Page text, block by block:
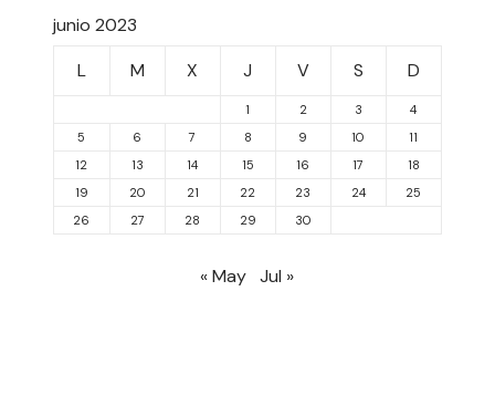
junio 2023
L
M X J V S D
1 2 3
4
5
6 7 8 9 10
11
12
13 14 15 16 17
18
19
20 21 22 23 24
25
26
27 28 29 30
« May Jul »